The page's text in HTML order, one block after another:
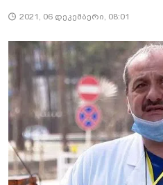
2021, 06 დეკემბერი, 08:01